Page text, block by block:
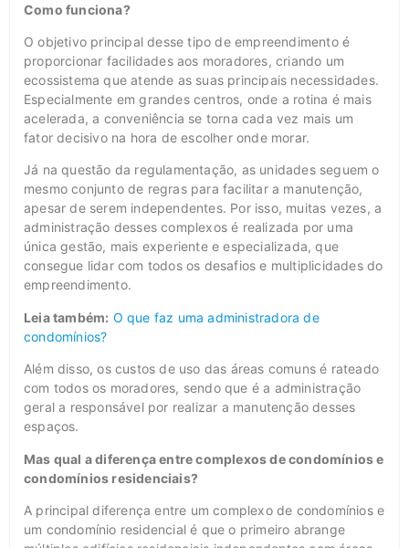
Como funciona?
O objetivo principal desse tipo de empreendimento é
proporcionar facilidades aos moradores, criando um
ecossistema que atende as suas principais necessidades.
Especialmente em grandes centros, onde a rotina é mais
acelerada, a conveniência se torna cada vez mais um
fator decisivo na hora de escolher onde morar.
Já na questão da regulamentação, as unidades seguem o
mesmo conjunto de regras para facilitar a manutenção,
apesar de serem independentes. Por isso, muitas vezes, a
administração desses complexos é realizada por uma
única gestão, mais experiente e especializada, que
consegue lidar com todos os desafios e multiplicidades do
empreendimento.
Leia também: O que faz uma administradora de
condomínios?
Além disso, os custos de uso das áreas comuns é rateado
com todos os moradores, sendo que é a administração
geral a responsável por realizar a manutenção desses
espaços.
Mas qual a diferença entre complexos de condomínios e
condomínios residenciais?
A principal diferença entre um complexo de condomínios e
um condomínio residencial é que o primeiro abrange